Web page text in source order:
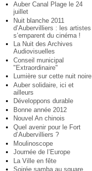
Auber Canal Plage le 24
juillet
Nuit blanche 2011
d’Aubervilliers : les artistes
s’emparent du cinéma !
La Nuit des Archives
Audiovisuelles
Conseil municipal
"Extraordinaire"
Lumière sur cette nuit noire
Auber solidaire, ici et
ailleurs
Développons durable
Bonne année 2012
Nouvel An chinois
Quel avenir pour le Fort
d’Aubervilliers ?
Moulinoscope
Journée de l’Europe
La Ville en fête
Soirée samba au square